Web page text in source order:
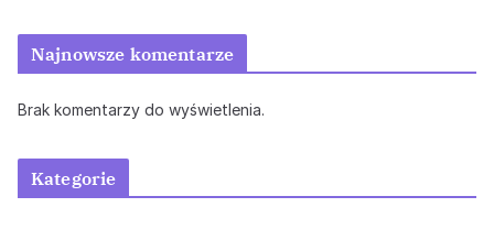
Najnowsze komentarze
Brak komentarzy do wyświetlenia.
Kategorie